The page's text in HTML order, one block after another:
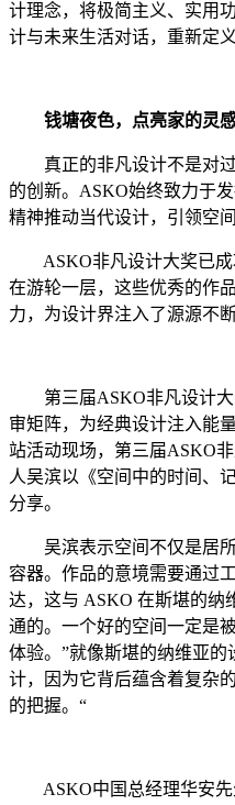
计理念，将极简主义、实用
计与未来生活对话，重新定
钱塘夜色，点亮家的灵
真正的非凡设计不是对过
的创新。ASKO始终致力于
精神推动当代设计，引领空
ASKO非凡设计大奖已成
在游轮一层，这些优秀的作
力，为设计界注入了源源不
第三届ASKO非凡设计大
审矩阵，为经典设计注入能
站活动现场，第三届ASKO
人吴滨以《空间中的时间、
分享。
吴滨表示空间不仅是居所
容器。作品的意境需要通过
达，这与 ASKO 在斯堪的纳
通的。一个好的空间一定是
体验。”就像斯堪的纳维亚
计，因为它背后蕴含着复杂
的把握。“
ASKO中国总经理华安先